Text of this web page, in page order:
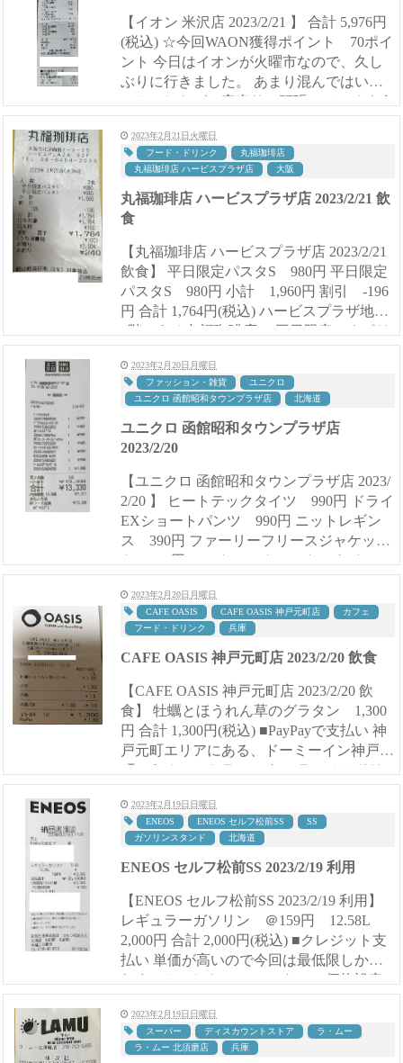
【イオン 米沢店 2023/2/21 】 合計 5,976円
(税込) ☆今回WAON獲得ポイント 70ポイ
ント 今日はイオンが火曜市なので、久し
ぶりに行きました。 あまり混んではいま
せんでしたが、安売りに頑張っているよう
すがみられました。 いつものよう...
2023年2月21日火曜日
フード・ドリンク
丸福珈琲店
丸福珈琲店 ハービスプラザ店
大阪
丸福珈琲店 ハービスプラザ店 2023/2/21 飲
食
【丸福珈琲店 ハービスプラザ店 2023/2/21
飲食】 平日限定パスタS 980円 平日限定
パスタS 980円 小計 1,960円 割引 -196
円 合計 1,764円(税込) ハービスプラザ地下
2階にある丸福珈琲店。 平日限定のナポリ
タンが美味しそう...
2023年2月20日月曜日
ファッション・雑貨
ユニクロ
ユニクロ 函館昭和タウンプラザ店
北海道
ユニクロ 函館昭和タウンプラザ店
2023/2/20
【ユニクロ 函館昭和タウンプラザ店 2023/
2/20 】 ヒートテックタイツ 990円 ドライ
EXショートパンツ 990円 ニットレギン
ス 390円 ファーリーフリースジャケッ
ト 990円 ヒートテックコットンタイツ
990円 クールネックT 990円 シームレス
ダウン...
2023年2月20日月曜日
CAFE OASIS
CAFE OASIS 神戸元町店
カフェ
フード・ドリンク
兵庫
CAFE OASIS 神戸元町店 2023/2/20 飲食
【CAFE OASIS 神戸元町店 2023/2/20 飲
食】 牡蠣とほうれん草のグラタン 1,300
円 合計 1,300円(税込) ■PayPayで支払い 神
戸元町エリアにある、ドーミーイン神戸元
町にあるレストランです。 ランチはドリ
ンクにスープが飲み放題で...
2023年2月19日日曜日
ENEOS
ENEOS セルフ松前SS
SS
ガソリンスタンド
北海道
ENEOS セルフ松前SS 2023/2/19 利用
【ENEOS セルフ松前SS 2023/2/19 利用】
レギュラーガソリン ＠159円 12.58L
2,000円 合計 2,000円(税込) ■クレジット支
払い 単価が高いので今回は最低限しか入
れませんでした。 セルフなので価格設定
も自由にできるので...
2023年2月19日日曜日
スーパー
ディスカウントストア
ラ・ムー
ラ・ムー 北須磨店
兵庫